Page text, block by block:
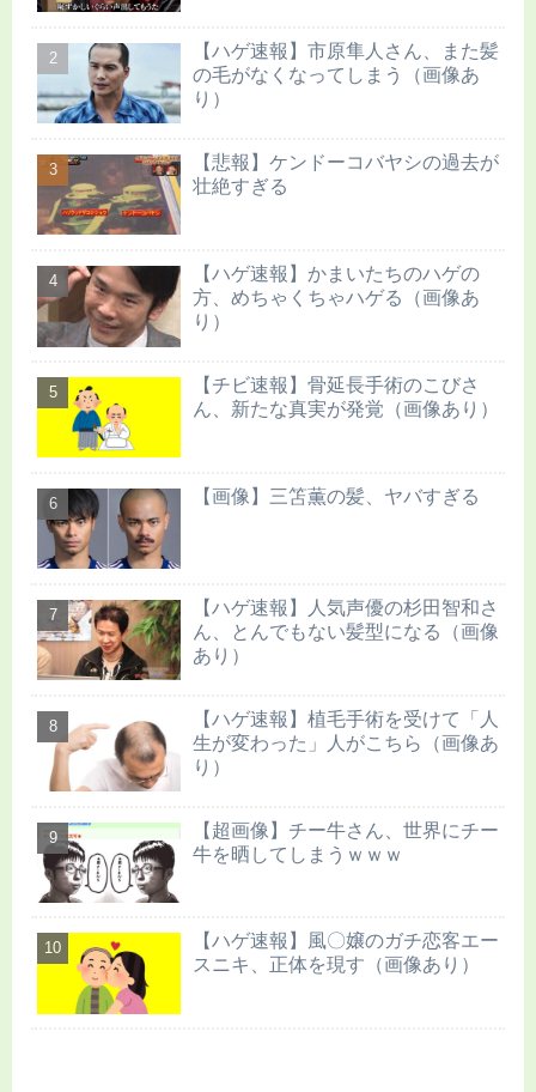
【ハゲ速報】市原隼人さん、また髪
の毛がなくなってしまう（画像あ
り）
【悲報】ケンドーコバヤシの過去が
壮絶すぎる
【ハゲ速報】かまいたちのハゲの
方、めちゃくちゃハゲる（画像あ
り）
【チビ速報】骨延長手術のこびさ
ん、新たな真実が発覚（画像あり）
【画像】三笘薫の髪、ヤバすぎる
【ハゲ速報】人気声優の杉田智和さ
ん、とんでもない髪型になる（画像
あり）
【ハゲ速報】植毛手術を受けて「人
生が変わった」人がこちら（画像あ
り）
【超画像】チー牛さん、世界にチー
牛を晒してしまうｗｗｗ
【ハゲ速報】風〇嬢のガチ恋客エー
スニキ、正体を現す（画像あり）